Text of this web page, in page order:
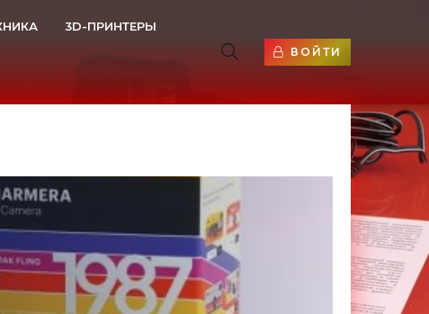
3D-ПРИНТЕРЫ
ВОЙТИ